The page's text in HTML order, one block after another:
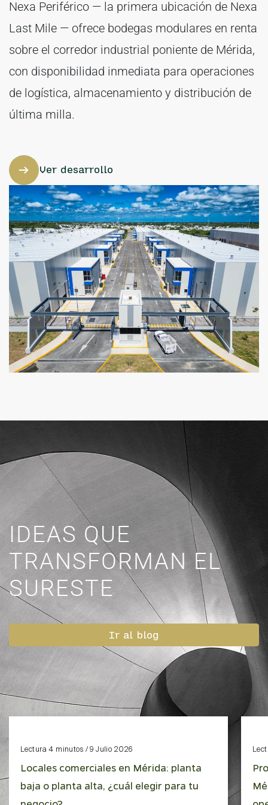
Nexa Periférico — la primera ubicación de Nexa
Last Mile — ofrece bodegas modulares en renta
sobre el corredor industrial poniente de Mérida,
con disponibilidad inmediata para operaciones
de logística, almacenamiento y distribución de
última milla.
Ver desarrollo
IDEAS QUE
TRANSFORMAN EL
SURESTE
Ir al blog
Lectura 4 minutos / 9 Julio 2026
Locales comerciales en Mérida: planta
baja o planta alta, ¿cuál elegir para tu